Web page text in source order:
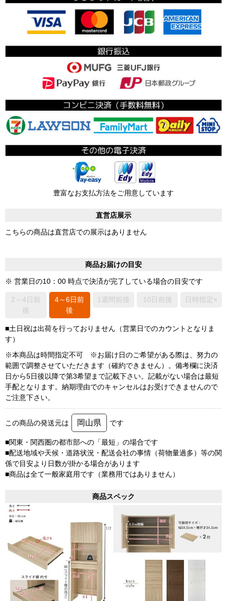
豊富なお支払方法をご用意しています
直営店展示
こちらの商品は直営店での展示はありません
商品お届けの目安
※ 営業日の10：00 時点で決済が完了している場合の目安です
2～4日前
後
4～6日前
後
1週間前後 10日前後 日時指定×
■土日祝は出荷を行っておりません（営業日でのカウントとなりま
す）
※本商品は時間指定不可 ※お届け日のご希望がある際は、努力の
範囲で調整させていただきます（確約できません）。備考欄に決済
日から5日後以降で第3希望まで記載下さい。記載がない場合は最短
手配となります。納期理由でのキャンセルはお受けできませんので
ご注意下さい。
この商品の発送元は 岡山県 です
■関東・関西圏の都市部への「最短」の場合です
■配送地域や天候・道路状況・配送会社の事情（荷物量過多）等の関
係で目安より日数が掛かる場合があります
■商品は全て一般家庭用です（業務用ではありません）
商品スペック